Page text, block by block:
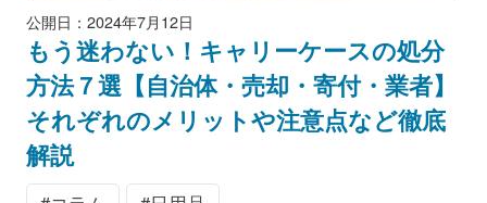
公開日：2024年7月12日
もう迷わない！キャリーケースの処分
方法７選【自治体・売却・寄付・業者】
それぞれのメリットや注意点など徹底
解説